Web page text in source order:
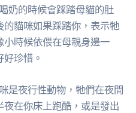
奶的時候會踩踏母貓的肚
貓咪如果踩踏你，表示牠
時候依偎在母親身邊一
珍惜。
是夜行性動物，牠們在夜間
在你床上跑酷，或是發出